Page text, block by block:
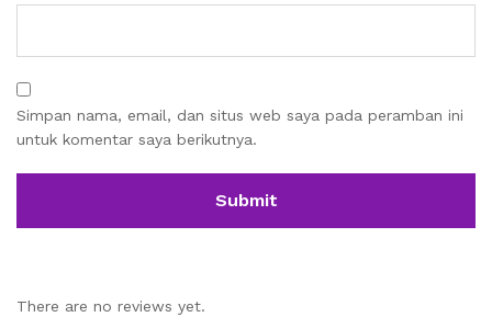
Simpan nama, email, dan situs web saya pada peramban ini
untuk komentar saya berikutnya.
There are no reviews yet.